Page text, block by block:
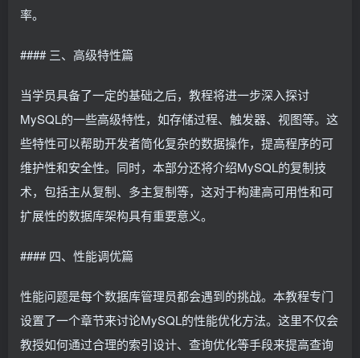
率。
#### 三、高级特性篇
当学员具备了一定的基础之后，教程将进一步深入探讨
MySQL的一些高级特性，如存储过程、触发器、视图等。这
些特性可以帮助开发者简化复杂的数据操作，提高程序的可
维护性和安全性。同时，本部分还将介绍MySQL的复制技
术，包括主从复制、多主复制等，这对于构建高可用性和可
扩展性的数据库架构具有重要意义。
#### 四、性能调优篇
性能问题是每个数据库管理员都会遇到的挑战。本教程专门
设置了一个章节来讨论MySQL的性能优化方法。这里不仅会
教授如何通过合理的索引设计、查询优化等手段来提高查询